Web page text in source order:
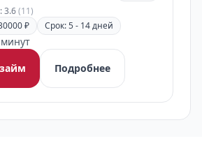
3.6(11)
₽ Срок: 5 - 14 дней
Подробнее